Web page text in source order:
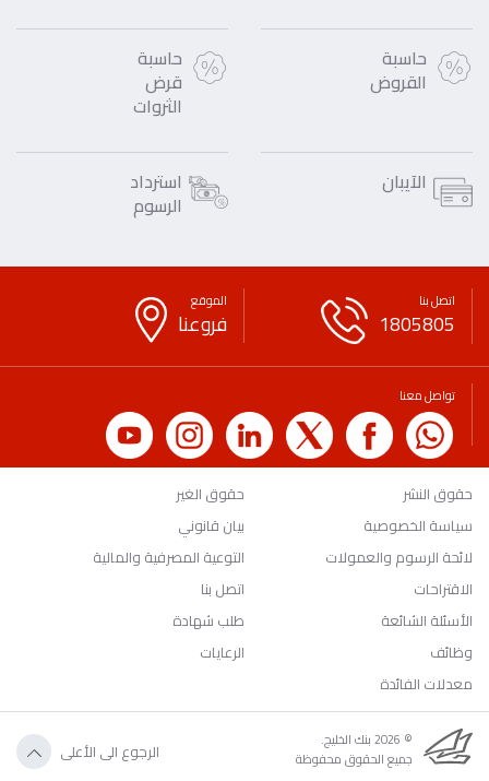
حاسبة
القروض
حاسبة
قرض
الثروات
الآيبان استرداد
الرسوم
اتصل بنا
1805805
الموقع
فروعنا
تواصل معنا
حقوق النشر
حقوق الغير
سياسة الخصوصية
بيان قانوني
لائحة الرسوم والعمولات
التوعية المصرفية والمالية
الاقتراحات
اتصل بنا
الأسئلة الشائعة
طلب شهادة
وظائف
الرعايات
معدلات الفائدة
© 2026 بنك الخليج.
جميع الحقوق محفوظة
الرجوع الى الأعلى